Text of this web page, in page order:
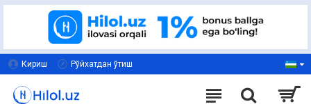
Кириш Рўйхатдан ўтиш